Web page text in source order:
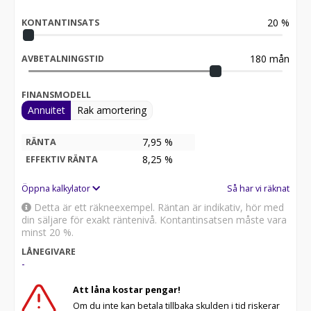
KONTANTINSATS 20 %
AVBETALNINGSTID 180 mån
FINANSMODELL
Annuitet Rak amortering
RÄNTA 7,95 %
EFFEKTIV RÄNTA 8,25 %
Öppna kalkylator Så har vi räknat
Detta är ett räkneexempel. Räntan är indikativ, hör med
din säljare för exakt räntenivå. Kontantinsatsen måste vara
minst 20 %.
LÅNEGIVARE
-
Att låna kostar pengar!
Om du inte kan betala tillbaka skulden i tid riskerar